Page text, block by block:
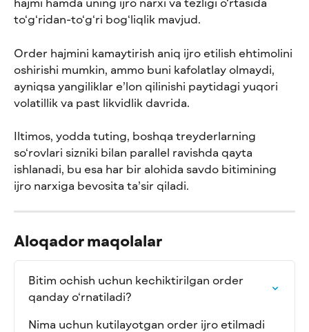
to‘g‘ridan-to‘g‘ri bog‘liqlik mavjud.
Order hajmini kamaytirish aniq ijro etilish ehtimolini
oshirishi mumkin, ammo buni kafolatlay olmaydi,
ayniqsa yangiliklar e’lon qilinishi paytidagi yuqori
volatillik va past likvidlik davrida.
Iltimos, yodda tuting, boshqa treyderlarning
so‘rovlari sizniki bilan parallel ravishda qayta
ishlanadi, bu esa har bir alohida savdo bitimining
ijro narxiga bevosita ta’sir qiladi.
Aloqador maqolalar
Bitim ochish uchun kechiktirilgan order
qanday o‘rnatiladi?
Nima uchun kutilayotgan order ijro etilmadi